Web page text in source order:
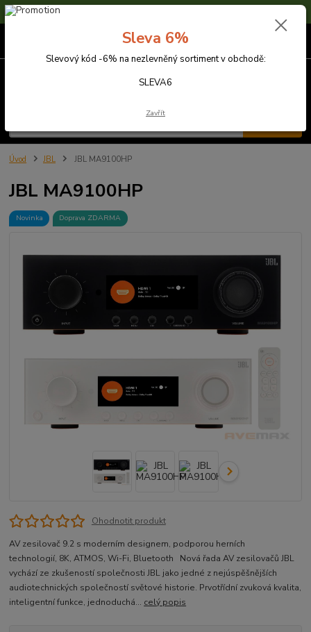
Sleva 6% na nezlevněné zboží s kódem SLEVA6
Úvod JBL JBL MA9100HP
JBL MA9100HP
Novinka Doprava ZDARMA
Ohodnotit produkt
AV zesilovač 9.2 s moderním designem, podporou herních
technologií, 8K, ATMOS, Wi-Fi, Bluetooth Nová řada AV zesilovačů JBL
vychází ze zkušeností společnosti JBL jako jedné z nejúspěšnějších
audiotechnických společností světové historie. Prvotřídní zvuková kvalita,
inteligentní funkce, jednoduchá... celý popis
Sleva 6%
Slevový kód -6% na nezlevněný sortiment v obchodě:
SLEVA6
Zavřít